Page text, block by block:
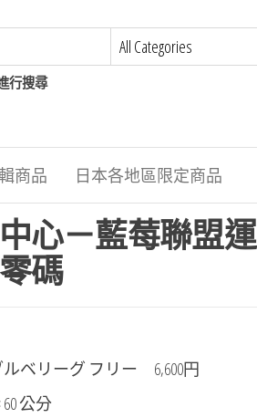
行搜尋
商品 日本各地區限定商品
心－藍莓聯盟運
碼
ベリーグ フリー 6,600円
公分